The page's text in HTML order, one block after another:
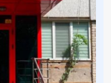
ViberEmail
Венгрия
нам змогу
ЗМІ, а вам -
новини під ними.